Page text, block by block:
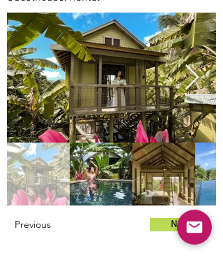
Previous Next